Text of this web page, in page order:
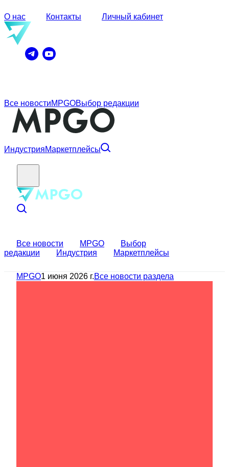
О нас Контакты Личный кабинет
Все новостиMPGOВыбор редакции
ИндустрияМаркетплейсы
Все новости MPGO
Выбор
редакции
Индустрия Маркетплейсы
MPGO1 июня 2026 г.Все новости раздела